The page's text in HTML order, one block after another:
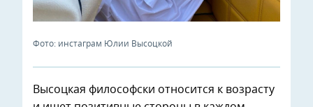
Фото: инстаграм Юлии Высоцкой
Высоцкая философски относится к возрасту